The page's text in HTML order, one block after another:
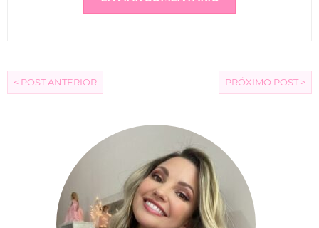
< POST ANTERIOR PRÓXIMO POST >